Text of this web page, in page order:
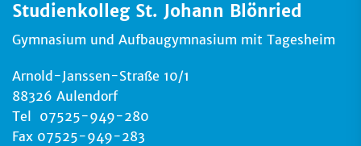
Studienkolleg St. Johann Blönried
Gymnasium und Aufbaugymnasium mit Tagesheim
Arnold-Janssen-Straße 10/1
88326 Aulendorf
Tel 07525-949-280
Fax 07525-949-283